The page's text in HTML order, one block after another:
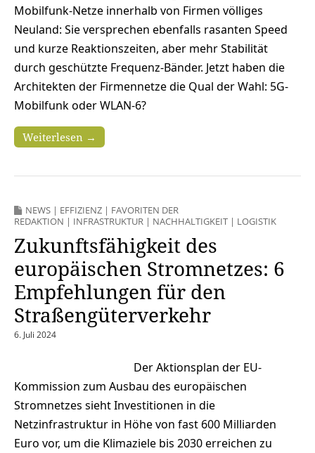
Mobilfunk-Netze innerhalb von Firmen völliges
Neuland: Sie versprechen ebenfalls rasanten Speed
und kurze Reaktionszeiten, aber mehr Stabilität
durch geschützte Frequenz-Bänder. Jetzt haben die
Architekten der Firmennetze die Qual der Wahl: 5G-
Mobilfunk oder WLAN-6?
Weiterlesen →
NEWS | EFFIZIENZ | FAVORITEN DER
REDAKTION | INFRASTRUKTUR | NACHHALTIGKEIT | LOGISTIK
Zukunftsfähigkeit des
europäischen Stromnetzes: 6
Empfehlungen für den
Straßengüterverkehr
6. Juli 2024
Der Aktionsplan der EU-
Kommission zum Ausbau des europäischen
Stromnetzes sieht Investitionen in die
Netzinfrastruktur in Höhe von fast 600 Milliarden
Euro vor, um die Klimaziele bis 2030 erreichen zu